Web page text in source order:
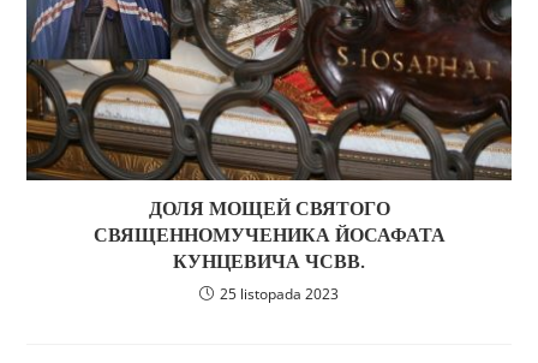
ДОЛЯ МОЩЕЙ СВЯТОГО
СВЯЩЕННОМУЧЕНИКА ЙОСАФАТА
КУНЦЕВИЧА ЧСВВ.
25 listopada 2023